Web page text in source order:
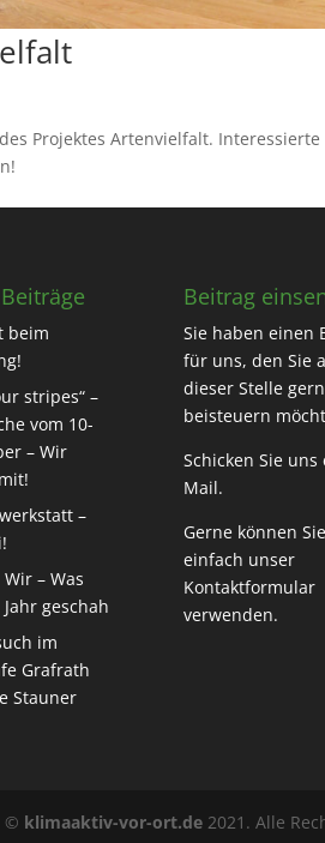
Projektes Artenvielfalt.
beim
stripes“ –
vom 10-
– Wir
–
– Was
geschah
im
Grafrath
Stauner
Beitrag
Sie haben einen
für uns, den Sie
dieser Stelle
beisteuern
Schicken Sie uns
Mail.
Gerne können
einfach unser
Kontaktformular
verwenden.
klimaaktiv-vor-ort.de2021. Alle